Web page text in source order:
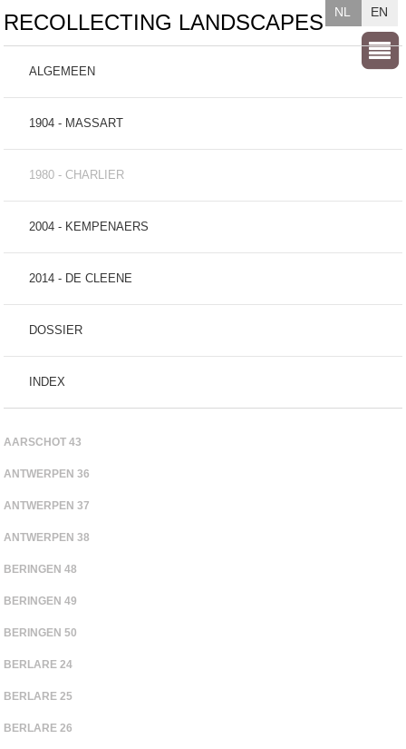
EN
NL
RECOLLECTING LANDSCAPES
ALGEMEEN
1904 - MASSART
1980 - CHARLIER
2004 - KEMPENAERS
2014 - DE CLEENE
DOSSIER
INDEX
AARSCHOT 43
ANTWERPEN 36
ANTWERPEN 37
ANTWERPEN 38
BERINGEN 48
BERINGEN 49
BERINGEN 50
BERLARE 24
BERLARE 25
BERLARE 26